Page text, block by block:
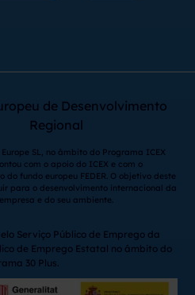
de Desenvolvimento
Regional
SL, no âmbito do Programa ICEX
com o apoio do ICEX e com o
do fundo europeu FEDER. O objetivo deste
para o desenvolvimento internacional da
empresa e do seu ambiente.
Serviço Público de Emprego da
de Emprego Estatal no âmbito do
30 Plus.